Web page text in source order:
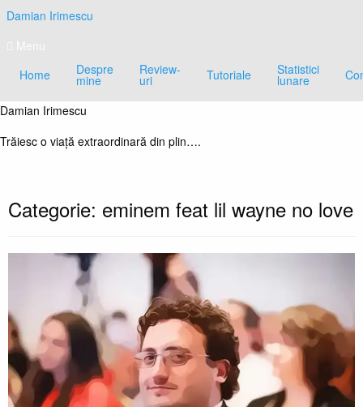
Skip
to
content
Damian Irimescu
Menu
Home
Despre
mine
Review-
uri Tutoriale Statistici
lunare
Damian Irimescu
Trăiesc o viață extraordinară din plin….
Categorie: eminem feat lil wayne no love